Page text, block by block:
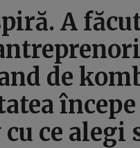
A
de
ce alegi